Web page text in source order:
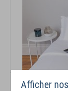
DRAP
Afficher